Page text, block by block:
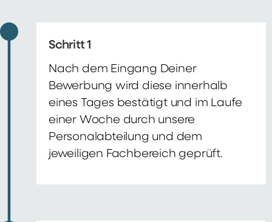
Schritt 1
Nach dem Eingang Deiner
Bewerbung wird diese innerhalb
eines Tages bestätigt und im Laufe
einer Woche durch unsere
Personalabteilung und dem
jeweiligen Fachbereich geprüft.